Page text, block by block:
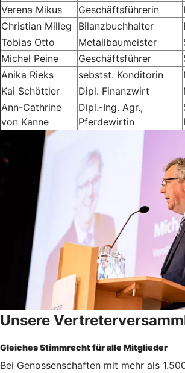
Verena Mikus
Geschäftsführerin
Christian Milleg
Bilanzbuchhalter
Tobias Otto
Metallbaumeister
Michel Peine
Geschäftsführer
Anika Rieks
sebstst. Konditorin
Kai Schöttler
Dipl. Finanzwirt
Ann-Cathrine
von Kanne
Dipl.-Ing. Agr.,
Pferdewirtin
Unsere
Gleiches Stimmrecht für alle Mitglieder
Bei Genossenschaften mit mehr als